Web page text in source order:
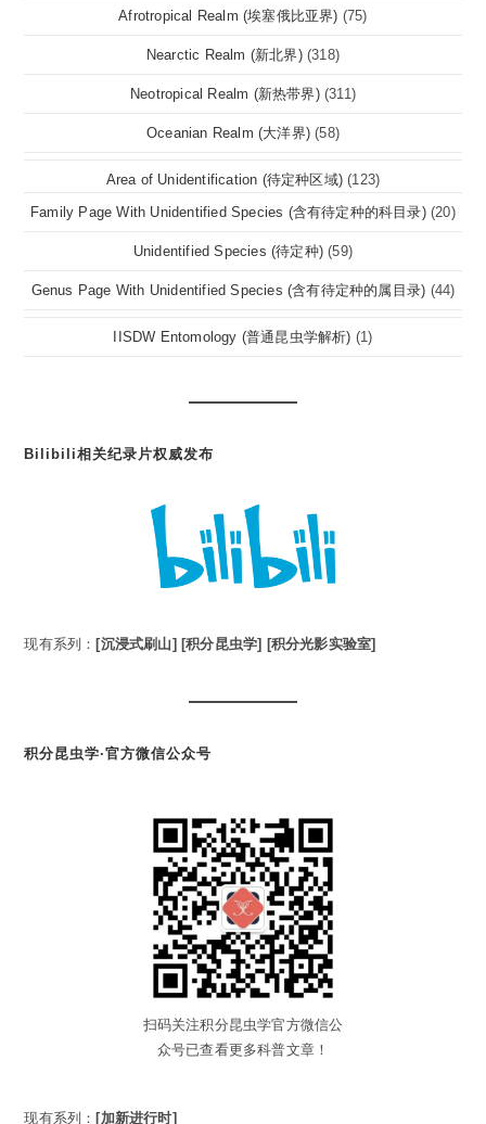
Afrotropical Realm (埃塞俄比亚界) (75)
Nearctic Realm (新北界) (318)
Neotropical Realm (新热带界) (311)
Oceanian Realm (大洋界) (58)
Area of Unidentification (待定种区域) (123)
Family Page With Unidentified Species (含有待定种的科目录) (20)
Unidentified Species (待定种) (59)
Genus Page With Unidentified Species (含有待定种的属目录) (44)
IISDW Entomology (普通昆虫学解析) (1)
Bilibili相关纪录片权威发布
现有系列： [沉浸式刷山] [积分昆虫学] [积分光影实验室]
积分昆虫学·官方微信公众号
扫码关注积分昆虫学官方微信公
众号已查看更多科普文章！
现有系列： [加新进行时]